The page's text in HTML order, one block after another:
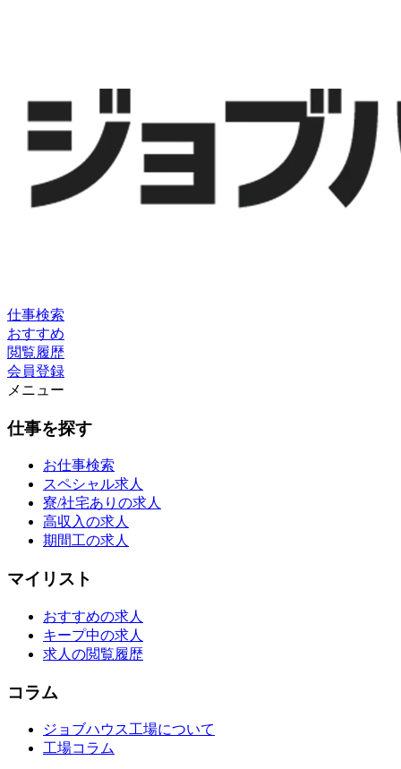
仕事検索
おすすめ
閲覧履歴
会員登録
メニュー
仕事を探す
お仕事検索
スペシャル求人
寮/社宅ありの求人
高収入の求人
期間工の求人
マイリスト
おすすめの求人
キープ中の求人
求人の閲覧履歴
コラム
ジョブハウス工場について
工場コラム